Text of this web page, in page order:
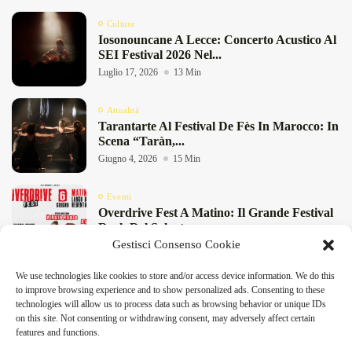
Gestisci Consenso Cookie
We use technologies like cookies to store and/or access device information. We do this
to improve browsing experience and to show personalized ads. Consenting to these
technologies will allow us to process data such as browsing behavior or unique IDs
on this site. Not consenting or withdrawing consent, may adversely affect certain
features and functions.DeFinibus 2026 © All rights reserved | Magazine Online
Cultura
Iosonouncane A Lecce: Concerto Acustico Al
SEI Festival 2026 Nel...
Luglio 17, 2026 13 Min
Attualità
Tarantarte Al Festival De Fès In Marocco: In
Scena “Taràn,...
Giugno 4, 2026 15 Min
Eventi
Overdrive Fest A Matino: Il Grande Festival
Rock Del Salento...
Maggio 29, 2026 4 Min
Rassegna “Storie” A Lecce: Teatro E Musica
A Tagliatelle Stazione...